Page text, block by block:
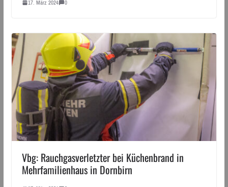
17. März 2024 0
Vbg: Rauchgasverletzter bei Küchenbrand in
Mehrfamilienhaus in Dornbirn